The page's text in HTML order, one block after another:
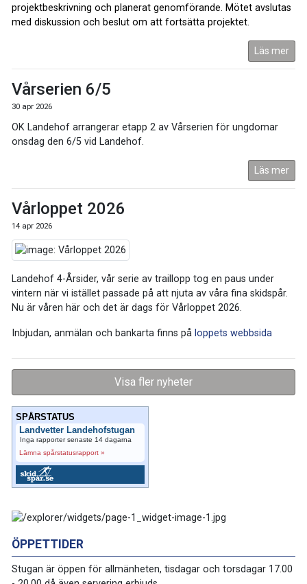
SPÅRSTATUS
Landvetter Landehofstugan
Inga rapporter senaste 14 dagarna
Lämna spårstatusrapport »
ÖPPETTIDER
Stugan är öppen för allmänheten, tisdagar och torsdagar 17.00
projektbeskrivning och planerat genomförande. Mötet avslutas
med diskussion och beslut om att fortsätta projektet.
Läs mer
Vårserien 6/5
30 apr 2026
OK Landehof arrangerar etapp 2 av Vårserien för ungdomar
onsdag den 6/5 vid Landehof.
Läs mer
Vårloppet 2026
14 apr 2026
Landehof 4-Årsider, vår serie av traillopp tog en paus under
vintern när vi istället passade på att njuta av våra fina skidspår.
Nu är våren här och det är dags för Vårloppet 2026.
Inbjudan, anmälan och bankarta finns på loppets webbsida
Visa fler nyheter